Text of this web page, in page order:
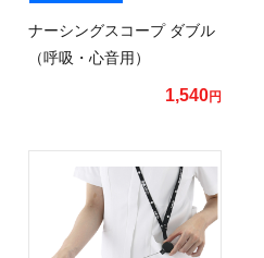
ナーシングスコープ ダブル
（呼吸・心音用）
1,540円